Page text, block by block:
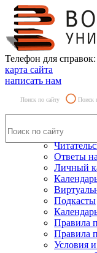
Телефон для
карта сайта
написать нам
Поиск по сайту Поиск
Ответы
Личный
Подкасты
Правила
Правила
Условия